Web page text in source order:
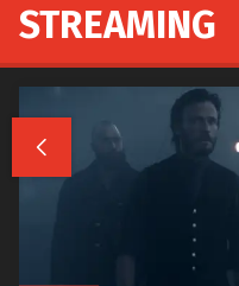
STREAMING
